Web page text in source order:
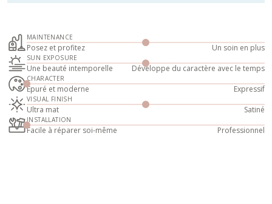
MAINTENANCE
Posez et profitez Un soin en plus
SUN EXPOSURE
Une beauté intemporelle Développe du caractère avec le temps
CHARACTER
Épuré et moderne Expressif
VISUAL FINISH
Ultra mat Satiné
INSTALLATION
Facile à réparer soi-même Professionnel